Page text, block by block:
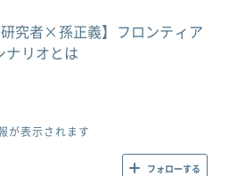
究者×孫正義】フロンティア
ナリオとは
が表示されます
フォローする